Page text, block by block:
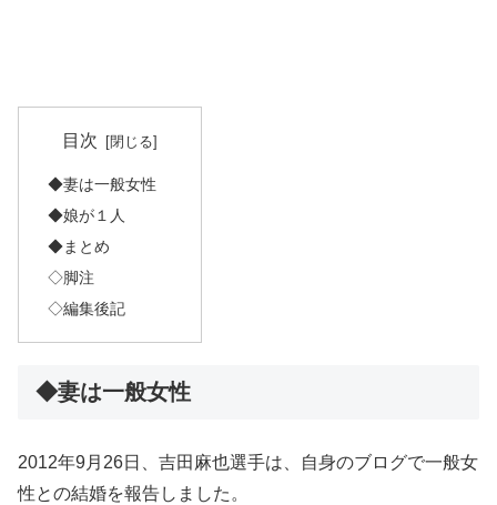
目次
◆妻は一般女性
◆娘が１人
◆まとめ
◇脚注
◇編集後記
◆妻は一般女性
2012年9月26日、吉田麻也選手は、自身のブログで一般女
性との結婚を報告しました。